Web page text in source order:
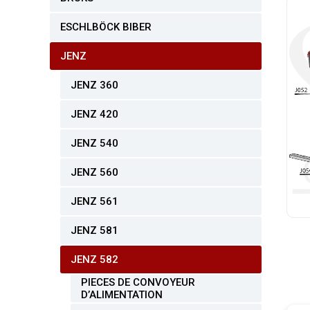
ESCHLBÖCK BIBER
JENZ
JENZ 360
JENZ 420
JENZ 540
JENZ 560
JENZ 561
JENZ 581
JENZ 582
PIECES DE CONVOYEUR
D’ALIMENTATION